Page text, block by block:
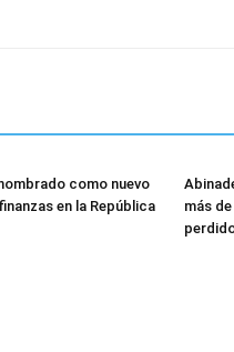
como nuevo
en la República
más